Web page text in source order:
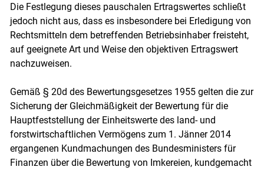
Die Festlegung dieses pauschalen Ertragswertes schließt
jedoch nicht aus, dass es insbesondere bei Erledigung von
Rechtsmitteln dem betreffenden Betriebsinhaber freisteht,
auf geeignete Art und Weise den objektiven Ertragswert
nachzuweisen.
Gemäß § 20d des Bewertungsgesetzes 1955 gelten die zur
Sicherung der Gleichmäßigkeit der Bewertung für die
Hauptfeststellung der Einheitswerte des land- und
forstwirtschaftlichen Vermögens zum 1. Jänner 2014
ergangenen Kundmachungen des Bundesministers für
Finanzen über die Bewertung von Imkereien, kundgemacht